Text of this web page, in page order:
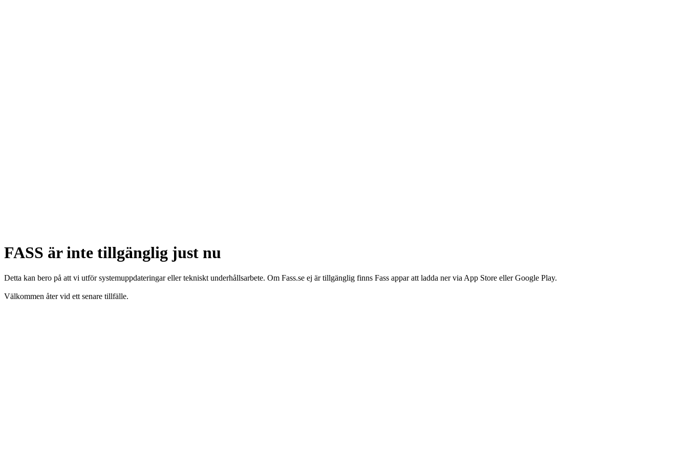
FASS är inte tillgänglig just nu
Detta kan bero på att vi utför systemuppdateringar eller tekniskt underhållsarbete. Om Fass.se ej är tillgänglig finns Fass appar att ladda ner via App Store eller Google Play.
Välkommen åter vid ett senare tillfälle.